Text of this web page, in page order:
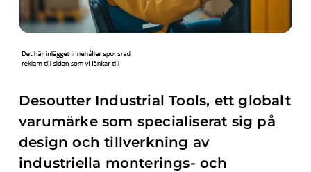
Desoutter Industrial Tools, ett globalt
varumärke som specialiserat sig på
design och tillverkning av
industriella monterings- och